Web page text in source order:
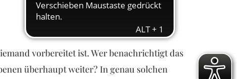
vorbereitet ist. Wer benachrichtigt das
überhaupt weiter? In genau solchen